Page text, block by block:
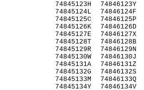
74845123H
74845124L
74845125C
74845126K
74845127E
74845128T
74845129R
74845130W
74845131A
74845132G
74845133M
74845134Y
74846123Y
74846124F
74846125P
74846126D
74846127X
74846128B
74846129N
74846130J
74846131Z
74846132S
74846133Q
74846134V